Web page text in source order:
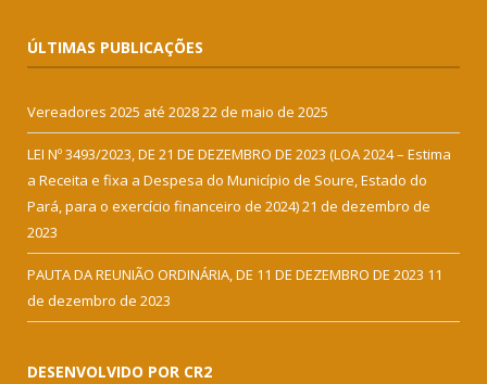
ÚLTIMAS PUBLICAÇÕES
Vereadores 2025 até 202822 de maio de 2025
LEI Nº 3493/2023, DE 21 DE DEZEMBRO DE 2023 (LOA 2024 – Estima
a Receita e fixa a Despesa do Município de Soure, Estado do
Pará, para o exercício financeiro de 2024)21 de dezembro de
2023
PAUTA DA REUNIÃO ORDINÁRIA, DE 11 DE DEZEMBRO DE 2023 11
de dezembro de 2023
DESENVOLVIDO POR CR2